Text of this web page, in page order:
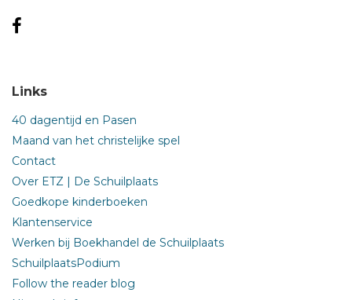
Links
40 dagentijd en Pasen
Maand van het christelijke spel
Contact
Over ETZ | De Schuilplaats
Goedkope kinderboeken
Klantenservice
Werken bij Boekhandel de Schuilplaats
SchuilplaatsPodium
Follow the reader blog